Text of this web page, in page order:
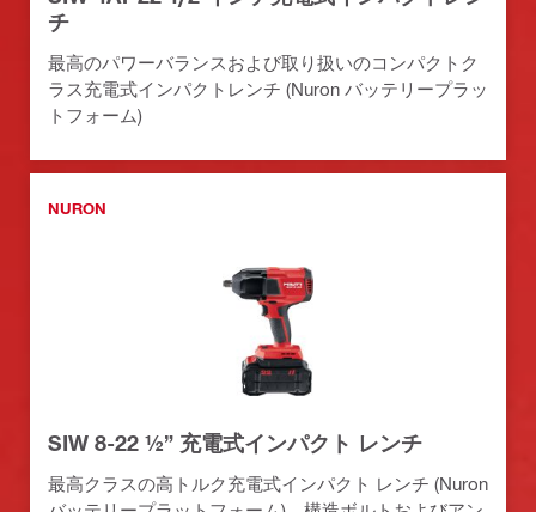
チ
最高のパワーバランスおよび取り扱いのコンパクトク
ラス充電式インパクトレンチ (Nuron バッテリープラッ
トフォーム)
NURON
SIW 8-22 ½” 充電式インパクト レンチ
最高クラスの高トルク充電式インパクト レンチ (Nuron